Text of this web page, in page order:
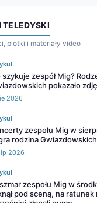
plotki i materiały video
szykuje zespół Mig?
pokazało
2026
zespołu Mig w
rodzina
2026
zespołu Mig w
pod sceną, na